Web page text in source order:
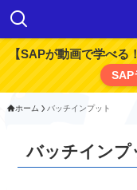
【SAPが動画で学べる
SAP
ホーム バッチインプット
バッチインプ